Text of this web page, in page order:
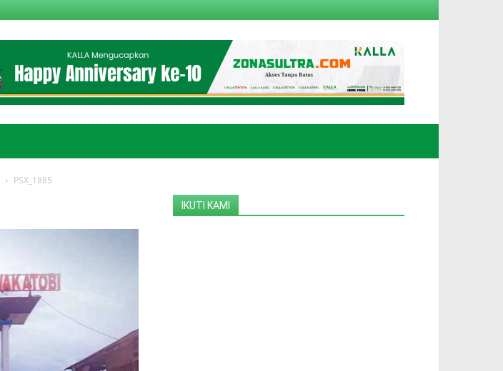
PSX_1885
IKUTI KAMI